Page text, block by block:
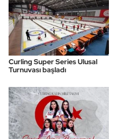
Curling Super Series Ulusal
Turnuvası başladı